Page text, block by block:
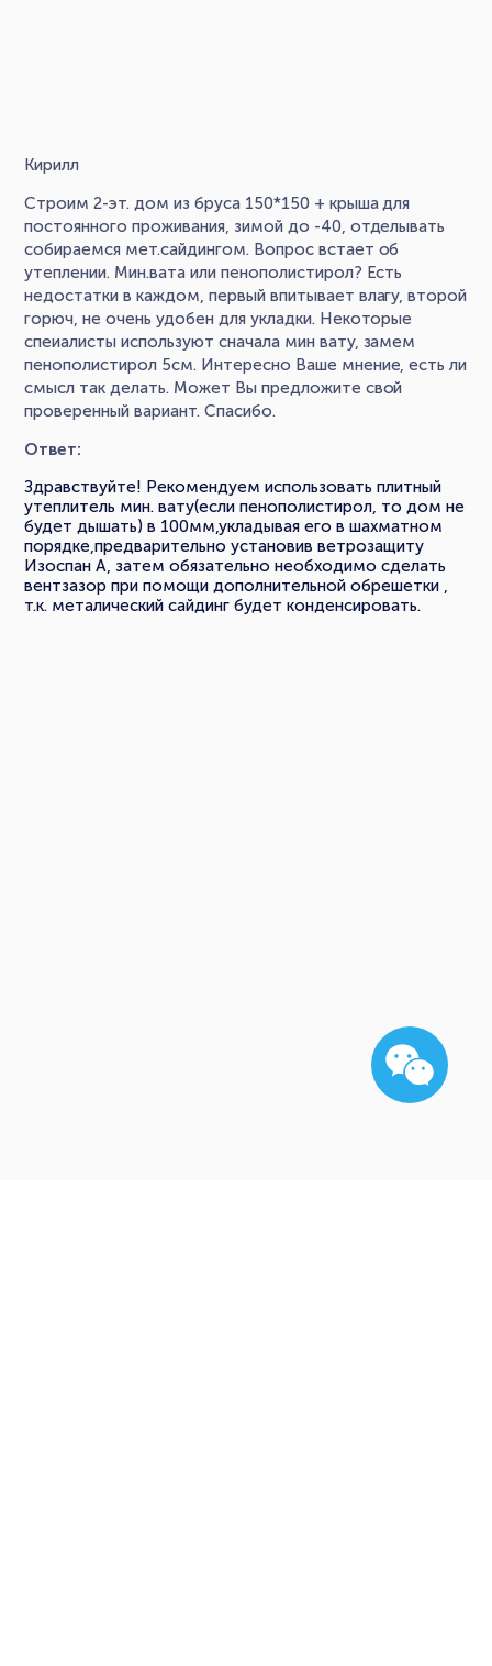
Кирилл
Строим 2-эт. дом из бруса 150*150 + крыша для
постоянного проживания, зимой до -40, отделывать
собираемся мет.сайдингом. Вопрос встает об
утеплении. Мин.вата или пенополистирол? Есть
недостатки в каждом, первый впитывает влагу, второй
горюч, не очень удобен для укладки. Некоторые
спеиалисты используют сначала мин вату, замем
пенополистирол 5см. Интересно Ваше мнение, есть ли
смысл так делать. Может Вы предложите свой
проверенный вариант. Спасибо.
Ответ:
Здравствуйте! Рекомендуем использовать плитный
утеплитель мин. вату(если пенополистирол, то дом не
будет дышать) в 100мм,укладывая его в шахматном
порядке,предварительно установив ветрозащиту
Изоспан А, затем обязательно необходимо сделать
вентзазор при помощи дополнительной обрешетки ,
т.к. металический сайдинг будет конденсировать.